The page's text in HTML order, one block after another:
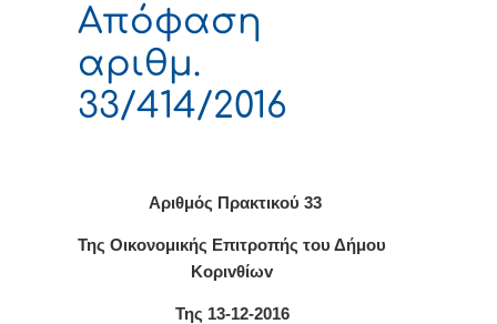
Απόφαση
αριθμ.
33/414/2016
Αριθμός Πρακτικού 33
Της Οικονομικής Επιτρoπής τoυ Δήμoυ
Κoριvθίωv
Της 13-12-2016